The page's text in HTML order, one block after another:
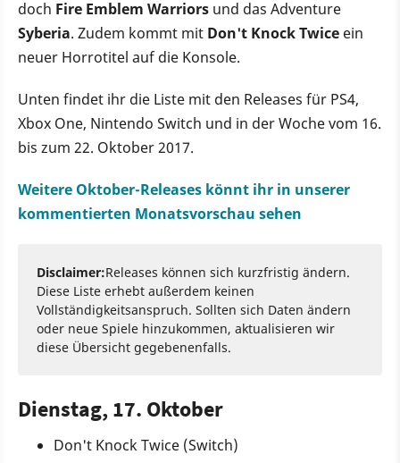
doch Fire Emblem Warriors und das Adventure
Syberia. Zudem kommt mit Don't Knock Twice ein
neuer Horrotitel auf die Konsole.
Unten findet ihr die Liste mit den Releases für PS4,
Xbox One, Nintendo Switch und in der Woche vom 16.
bis zum 22. Oktober 2017.
Weitere Oktober-Releases könnt ihr in unserer
kommentierten Monatsvorschau sehen
Disclaimer:Releases können sich kurzfristig ändern.
Diese Liste erhebt außerdem keinen
Vollständigkeitsanspruch. Sollten sich Daten ändern
oder neue Spiele hinzukommen, aktualisieren wir
diese Übersicht gegebenenfalls.
Dienstag, 17. Oktober
Don't Knock Twice (Switch)